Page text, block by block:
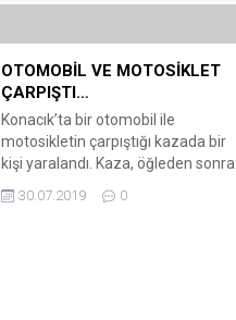
OTOMOBİL VE MOTOSİKLET
ÇARPIŞTI…
Konacık’ta bir otomobil ile
motosikletin çarpıştığı kazada bir
kişi yaralandı. Kaza, öğleden sonra
Konacık Mahallesi Mimar Sinan
Caddesi, Herodot Kültür Merkezi
30.07.2019 0